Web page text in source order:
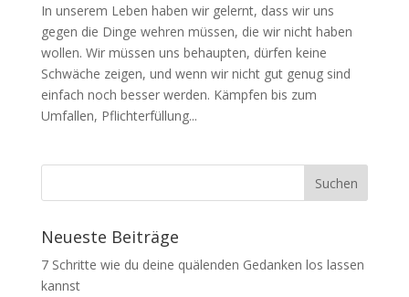
In unserem Leben haben wir gelernt, dass wir uns
gegen die Dinge wehren müssen, die wir nicht haben
wollen. Wir müssen uns behaupten, dürfen keine
Schwäche zeigen, und wenn wir nicht gut genug sind
einfach noch besser werden. Kämpfen bis zum
Umfallen, Pflichterfüllung...
Neueste Beiträge
7 Schritte wie du deine quälenden Gedanken los lassen
kannst